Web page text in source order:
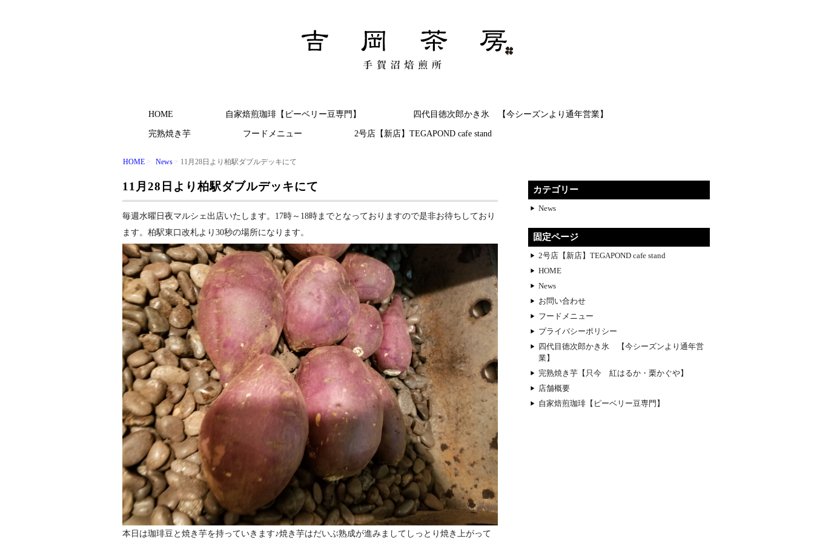
HOME 自家焙煎珈琲【ピーベリー豆専門】
四代目徳次郎かき氷 【今シーズンより通年営業】
完熟焼き芋
フードメニュー 2号店【新店】TEGAPOND cafe stand
HOME News 11月28日より柏駅ダブルデッキにて
11月28日より柏駅ダブルデッキにて
毎週水曜日夜マルシェ出店いたします。17時～18時までとなっておりますので是非お待ちしており
ます。柏駅東口改札より30秒の場所になります。
本日は珈琲豆と焼き芋を持っていきます♪焼き芋はだいぶ熟成が進みましてしっとり焼き上がって
カテゴリー
News
固定ページ
2号店【新店】TEGAPOND cafe stand
HOME
News
お問い合わせ
フードメニュー
プライバシーポリシー
四代目徳次郎かき氷 【今シーズンより通年営
業】
完熟焼き芋【只今 紅はるか・栗かぐや】
店舗概要
自家焙煎珈琲【ピーベリー豆専門】